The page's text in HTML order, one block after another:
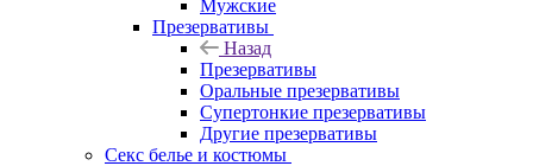
Мужские
Презервативы
Назад
Презервативы
Оральные презервативы
Супертонкие презервативы
Другие презервативы
Секс белье и костюмы